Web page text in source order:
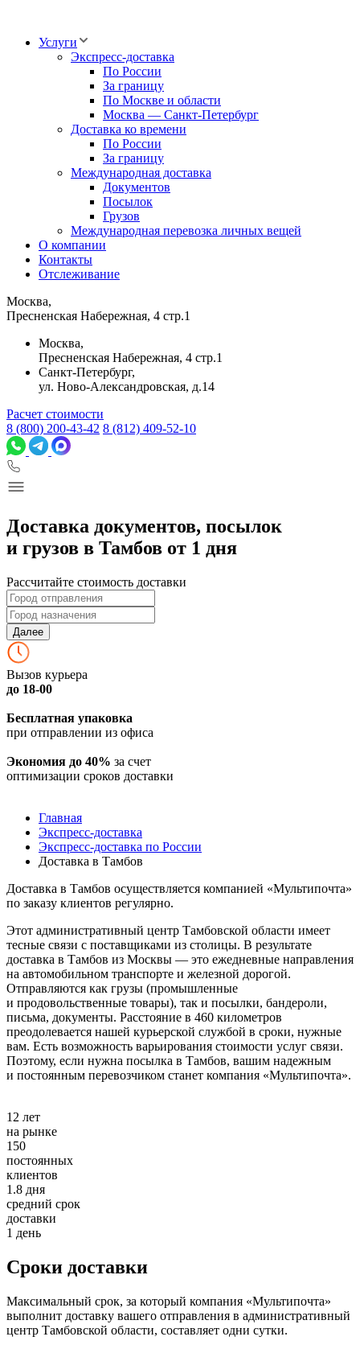
Услуги
Экспресс-доставка
По России
За границу
По Москве и области
Москва — Санкт-Петербург
Доставка ко времени
По России
За границу
Международная доставка
Документов
Посылок
Грузов
Международная перевозка личных вещей
О компании
Контакты
Отслеживание
Москва,
Пресненская Набережная, 4 стр.1
Москва,
Пресненская Набережная, 4 стр.1
Санкт-Петербург,
ул. Ново-Александровская, д.14
Расчет стоимости
8 (800) 200-43-42 8 (812) 409-52-10
Доставка документов, посылок
и грузов в Тамбов от 1 дня
Рассчитайте стоимость доставки
Далее
Вызов курьера
до 18-00
Бесплатная упаковка
при отправлении из офиса
Экономия до 40% за счет
оптимизации сроков доставки
Главная
Экспресс-доставка
Экспресс-доставка по России
Доставка в Тамбов
Доставка в Тамбов осуществляется компанией «Мультипочта»
по заказу клиентов регулярно.
Этот административный центр Тамбовской области имеет
тесные связи с поставщиками из столицы. В результате
доставка в Тамбов из Москвы — это ежедневные направления
на автомобильном транспорте и железной дорогой.
Отправляются как грузы (промышленные
и продовольственные товары), так и посылки, бандероли,
письма, документы. Расстояние в 460 километров
преодолевается нашей курьерской службой в сроки, нужные
вам. Есть возможность варьирования стоимости услуг связи.
Поэтому, если нужна посылка в Тамбов, вашим надежным
и постоянным перевозчиком станет компания «Мультипочта».
12 лет
на рынке
150
постоянных
клиентов
1.8 дня
средний срок
доставки
1 день
Сроки доставки
Максимальный срок, за который компания «Мультипочта»
выполнит доставку вашего отправления в административный
центр Тамбовской области, составляет одни сутки.